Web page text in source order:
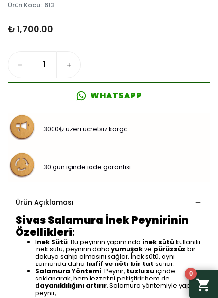
0
Ürün Kodu: 613
₺ 1,700.00
WHATSAPP
3000₺ üzeri ücretsiz kargo
30 gün içinde iade garantisi
Ürün Açıklaması
Sivas Salamura İnek Peynirinin
Özellikleri:
İnek Sütü: Bu peynirin yapımında inek sütükullanılır.
İnek sütü, peynirin daha yumuşakve pürüzsüz bir
dokuya sahip olmasını sağlar. İnek sütü, aynı
zamanda daha hafif ve nötr bir tat sunar.
Salamura Yöntemi: Peynir, tuzlu suiçinde
saklanarak, hem lezzetini pekiştirir hem de
dayanıklılığını artırır. Salamura yöntemiyle yapılan
peynir,